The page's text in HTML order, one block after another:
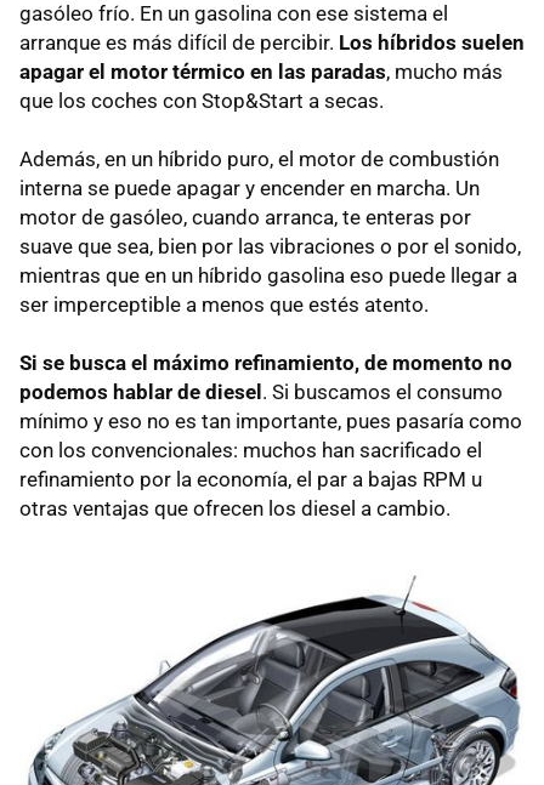
gasóleo frío. En un gasolina con ese sistema el
arranque es más difícil de percibir. Los híbridos suelen
apagar el motor térmico en las paradas, mucho más
que los coches con Stop&Start a secas.
Además, en un híbrido puro, el motor de combustión
interna se puede apagar y encender en marcha. Un
motor de gasóleo, cuando arranca, te enteras por
suave que sea, bien por las vibraciones o por el sonido,
mientras que en un híbrido gasolina eso puede llegar a
ser imperceptible a menos que estés atento.
Si se busca el máximo refinamiento, de momento no
podemos hablar de diesel . Si buscamos el consumo
mínimo y eso no es tan importante, pues pasaría como
con los convencionales: muchos han sacrificado el
refinamiento por la economía, el par a bajas RPM u
otras ventajas que ofrecen los diesel a cambio.